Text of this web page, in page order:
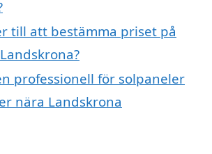
till att bestämma priset på
professionell för solpaneler
nära Landskrona